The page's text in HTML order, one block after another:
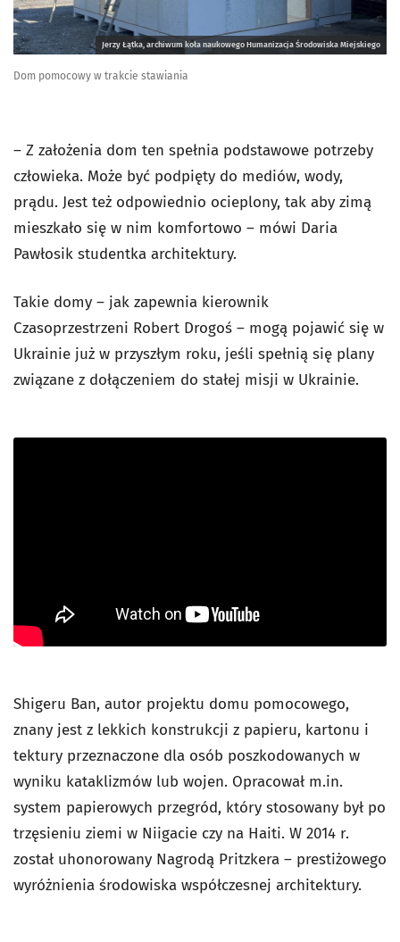
Jerzy Łątka, archiwum koła naukowego Humanizacja Środowiska Miejskiego
Dom pomocowy w trakcie stawiania
– Z założenia dom ten spełnia podstawowe potrzeby
człowieka. Może być podpięty do mediów, wody,
prądu. Jest też odpowiednio ocieplony, tak aby zimą
mieszkało się w nim komfortowo – mówi Daria
Pawłosik studentka architektury.
Takie domy – jak zapewnia kierownik
Czasoprzestrzeni Robert Drogoś – mogą pojawić się w
Ukrainie już w przyszłym roku, jeśli spełnią się plany
związane z dołączeniem do stałej misji w Ukrainie.
Shigeru Ban, autor projektu domu pomocowego,
znany jest z lekkich konstrukcji z papieru, kartonu i
tektury przeznaczone dla osób poszkodowanych w
wyniku kataklizmów lub wojen. Opracował m.in.
system papierowych przegród, który stosowany był po
trzęsieniu ziemi w Niigacie czy na Haiti. W 2014 r.
został uhonorowany Nagrodą Pritzkera – prestiżowego
wyróżnienia środowiska współczesnej architektury.